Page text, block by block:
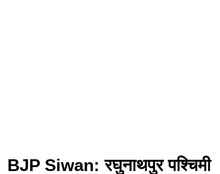
BJP Siwan: रघुनाथपुर पश्चिमी